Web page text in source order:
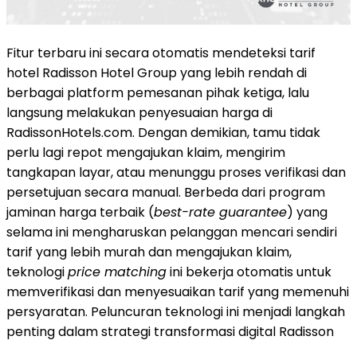
Fitur terbaru ini secara otomatis mendeteksi tarif
hotel Radisson Hotel Group yang lebih rendah di
berbagai platform pemesanan pihak ketiga, lalu
langsung melakukan penyesuaian harga di
RadissonHotels.com. Dengan demikian, tamu tidak
perlu lagi repot mengajukan klaim, mengirim
tangkapan layar, atau menunggu proses verifikasi dan
persetujuan secara manual. Berbeda dari program
jaminan harga terbaik (best-rate guarantee) yang
selama ini mengharuskan pelanggan mencari sendiri
tarif yang lebih murah dan mengajukan klaim,
teknologiprice matchingini bekerja otomatis untuk
memverifikasi dan menyesuaikan tarif yang memenuhi
persyaratan. Peluncuran teknologi ini menjadi langkah
penting dalam strategi transformasi digital Radisson